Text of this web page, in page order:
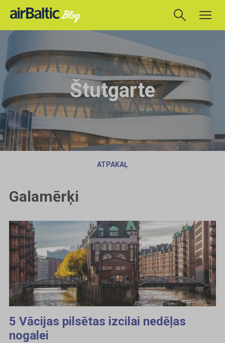
Štutgarte
ATPAKAĻ
Galamērķi
5 Vācijas pilsētas izcilai nedēļas
nogalei